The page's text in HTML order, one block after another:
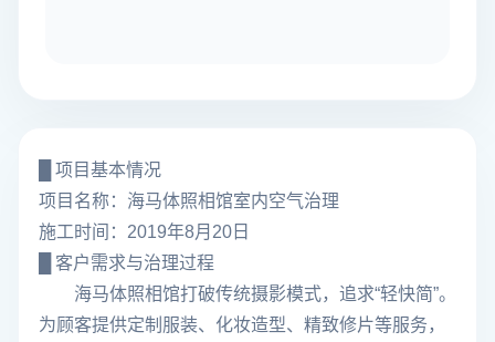
█ 项目基本情况
项目名称：海马体照相馆室内空气治理
施工时间：2019年8月20日
█ 客户需求与治理过程
海马体照相馆打破传统摄影模式，追求“轻快简”。
为顾客提供定制服装、化妆造型、精致修片等服务，